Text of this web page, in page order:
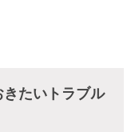
きたいトラブル